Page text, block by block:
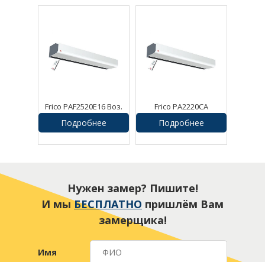
Frico PAF2520E16 Воз.
завеса Pamir
Подробнее
Frico PA2220CA
Воздушная завеса
Подробнее
Нужен замер? Пишите!
И мыБЕСПЛАТНО пришлём Вам
замерщика!
Имя